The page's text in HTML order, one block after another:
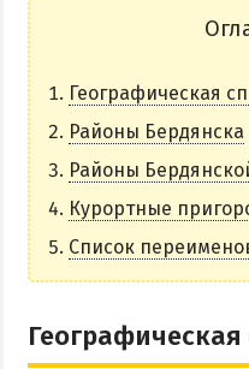
КОЛОНИЯ
КУРОРТ
ЛИСКИ
МАКОРТЫ
НАГОРНАЯ ЧАСТЬ
ПЕСКИ
ЦЕНТР
Географическая
Районы Бердянска
Районы
Курортные
Список